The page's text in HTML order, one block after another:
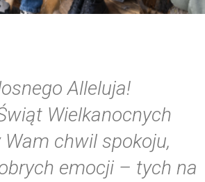
Alleluja!
Wielkanocnych
chwil spokoju,
emocji – tych na